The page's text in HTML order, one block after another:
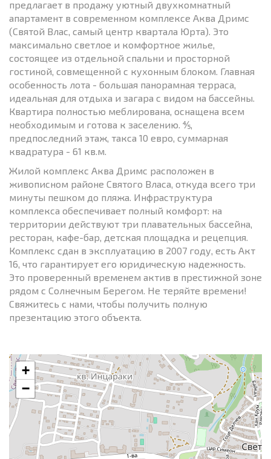
предлагает в продажу уютный двухкомнатный
апартамент в современном комплексе Аква Дримс
(Святой Влас, самый центр квартала Юрта). Это
максимально светлое и комфортное жилье,
состоящее из отдельной спальни и просторной
гостиной, совмещенной с кухонным блоком. Главная
особенность лота - большая панорамная терраса,
идеальная для отдыха и загара с видом на бассейны.
Квартира полностью меблирована, оснащена всем
необходимым и готова к заселению. ⅘,
предпоследний этаж, такса 10 евро, суммарная
квадратура - 61 кв.м.
Жилой комплекс Аква Дримс расположен в
живописном районе Святого Власа, откуда всего три
минуты пешком до пляжа. Инфраструктура
комплекса обеспечивает полный комфорт: на
территории действуют три плавательных бассейна,
ресторан, кафе-бар, детская площадка и рецепция.
Комплекс сдан в эксплуатацию в 2007 году, есть Акт
16, что гарантирует его юридическую надежность.
Это проверенный временем актив в престижной зоне
рядом с Солнечным Берегом. Не теряйте времени!
Свяжитесь с нами, чтобы получить полную
презентацию этого объекта.
+
−